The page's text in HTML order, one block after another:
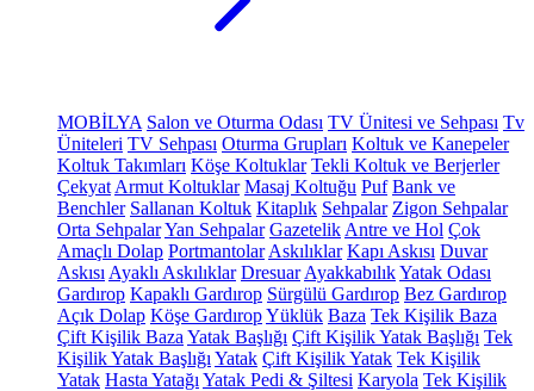
MOBİLYA Salon ve Oturma Odası TV Ünitesi ve Sehpası Tv
Üniteleri TV Sehpası Oturma Grupları Koltuk ve Kanepeler
Koltuk Takımları Köşe Koltuklar Tekli Koltuk ve Berjerler
Çekyat Armut Koltuklar Masaj Koltuğu Puf Bank ve
Benchler Sallanan Koltuk Kitaplık Sehpalar Zigon Sehpalar
Orta SehpalarYan Sehpalar Gazetelik Antre ve Hol Çok
Amaçlı Dolap Portmantolar Askılıklar Kapı Askısı Duvar
Askısı Ayaklı Askılıklar Dresuar AyakkabılıkYatak Odası
Gardırop Kapaklı Gardırop Sürgülü Gardırop Bez Gardırop
Açık Dolap Köşe GardıropYüklük Baza Tek Kişilik Baza
Çift Kişilik Baza Yatak Başlığı Çift Kişilik Yatak Başlığı Tek
Kişilik Yatak Başlığı Yatak Çift Kişilik Yatak Tek Kişilik
Yatak Hasta Yatağı Yatak Pedi & Şiltesi Karyola Tek Kişilik